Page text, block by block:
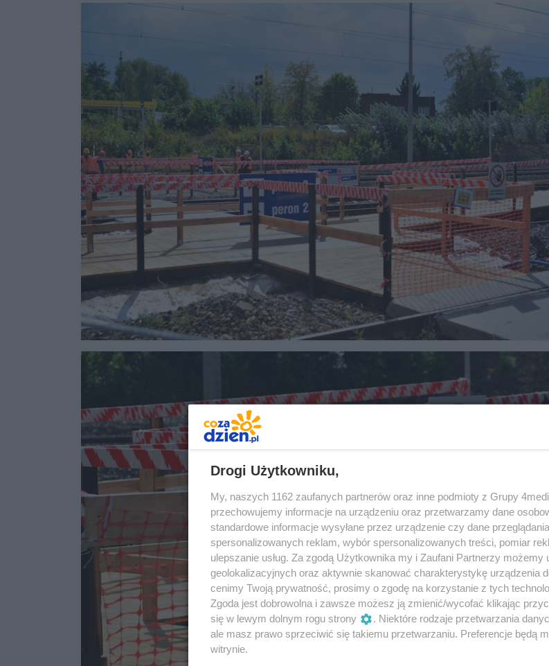
Drogi Użytkowniku,
My, naszych 1162 zaufanych partnerów oraz inne podmioty z Grupy
przechowujemy informacje na urządzeniu oraz przetwarzamy dane
standardowe informacje wysyłane przez urządzenie czy dane
spersonalizowanych reklam, wybór spersonalizowanych treści, pomiar
ulepszanie usług. Za zgodą Użytkownika my i Zaufani Partnerzy możemy
geolokalizacyjnych oraz aktywnie skanować charakterystykę urządzenia
cenimy Twoją prywatność, prosimy o zgodę na korzystanie z tych
Zgoda jest dobrowolna i zawsze możesz ją zmienić/wycofać klikając
się w lewym dolnym rogu strony
. Niektóre rodzaje przetwarzania
ale masz prawo sprzeciwić się takiemu przetwarzaniu. Preferencje będą
witrynie.